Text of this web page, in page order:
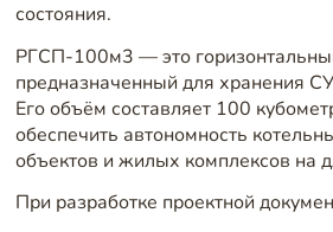
состояния.
РГСП-100м3 — это
предназначенный для хранения
Его объём составляет 100
обеспечить автономность
объектов и жилых комплексов на
При разработке проектной